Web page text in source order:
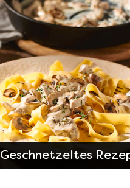
Geschnetzeltes